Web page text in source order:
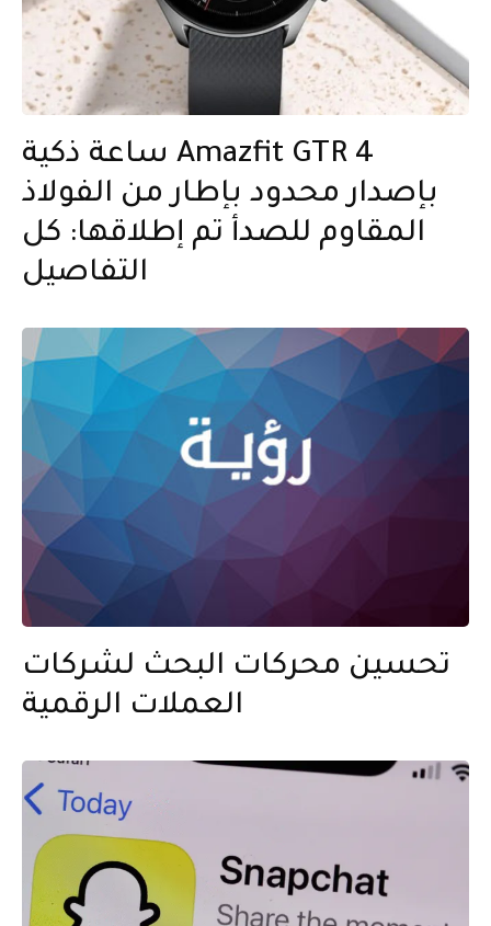
ساعة ذكية Amazfit GTR 4
بإصدار محدود بإطار من الفولاذ
المقاوم للصدأ تم إطلاقها: كل
التفاصيل
تحسين محركات البحث لشركات
العملات الرقمية